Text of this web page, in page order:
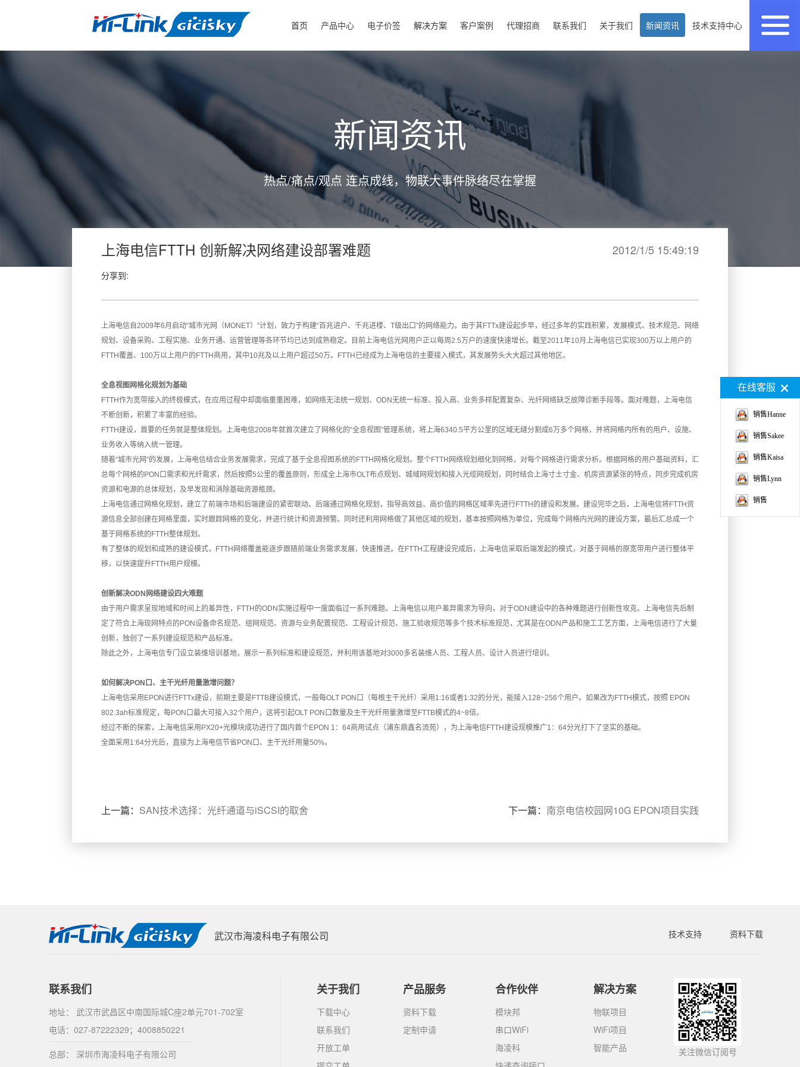
首页 产品中心 电子价签 解决方案 客户案例 代理招商 联系我们 关于我们 新闻资讯 技术支持中心
新闻资讯
热点/痛点/观点 连点成线，物联大事件脉络尽在掌握
上海电信FTTH 创新解决网络建设部署难题 2012/1/5 15:49:19
分享到:
上海电信自2009年6月启动“城市光网（MONET）”计划，致力于构建“百兆进户、千兆进楼、T级出口”的 网络能力。由于其FTTx建设起步早，经过多年的实践积累，发展模式、技术规范、网络
规划、设备采购、工程实施、业务开通、运营管理等各环节均已达到成熟稳定。目前上海电信光网用户正以每周2.5万户的速度快速增长。截至2011年10月上海电信已实现300万以上用户的
FTTH覆盖、100万以上用户的FTTH商用，其中10兆及以上用户超过50万。FTTH已经成为上海电信的主要接入模式，其发展势头大大超过其他地区。
全息视图网格化规划为基础
FTTH作为宽带接入的终极模式，在应用过程中却面临重重困难，如网络无法统一规划、 ODN无统一标准、投入高、业务多样配置复杂、 光纤网络缺乏故障诊断手段等。面对难题，上海电信
不断创新，积累了丰富的经验。
FTTH建设，首要的任务就是整体规划。上海电信2008年就首次建立了网格化的“全息视图”管理系统，将上海6340.5平方公里的区域无缝分割成6万多个网格，并将网格内所有的用户、设施、
业务收入等纳入统一管理。
随着“城市光网”的发展，上海电信结合业务发展需求，完成了基于全息视图系统的FTTH网格化规划。整个FTTH网络规划细化到网格，对每个网格进行需求分析。根据网格的用户基础资料，汇
总每个网格的PON口需求和光纤需求，然后按照5公里的覆盖原则，形成全上海市OLT布点规划、 城域网规划和接入光缆网规划，同时结合上海寸土寸金、机房资源紧张的特点，同步完成机房
资源和 电源的总体规划，及早发现和消除基础资源瓶颈。
上海电信通过网格化规划，建立了前端市场和后端建设的紧密联动。后端通过网格化规划，指导高效益、高价值的网格区域率先进行FTTH的建设和发展。建设完毕之后，上海电信将FTTH资
源信息全部创建在网格里面，实时跟踪网格的变化，并进行统计和资源预警。同时还利用网格做了其他区域的规划，基本按照网格为单位，完成每个网格内光网的建设方案，最后汇总成一个
基于网格系统的FTTH整体规划。
有了整体的规划和成熟的建设模式，FTTH网络覆盖能逐步跟随前端业务需求发展，快速推进。在FTTH工程建设完成后，上海电信采取后端发起的模式，对基于网格的原宽带用户进行整体平
移，以快速提升FTTH用户规模。
创新解决ODN网络建设四大难题
由于用户需求呈现地域和时间上的差异性，FTTH的ODN实施过程中一度面临过一系列难题。上海电信以用户差异需求为导向，对于ODN建设中的各种难题进行创新性攻克。上海电信先后制
定了符合上海现网特点的PON设备命名规范、组网规范、资源与业务配置规范、工程设计规范、施工验收规范等多个技术标准规范，尤其是在ODN产品和施工工艺方面，上海电信进行了大量
创新，独创了一系列建设规范和产品标准。
除此之外，上海电信专门设立装维培训基地，展示一系列标准和建设规范，并利用该基地对3000多名装维人员、工程人员、设计人员进行培训。
如何解决PON口、主干光纤用量激增问题？
上海电信采用 EPON进行FTTx建设，前期主要是FTTB建设模式，一般每OLT PON口（每根主干光纤）采用1:16或者1:32的分光，能接入128~256个用户。如果改为FTTH模式，按照 EPON
802.3ah标准规定，每PON口最大可接入32个用户，这将引起OLT PON口数量及主干光纤用量激增至FTTB模式的4~8倍。
经过不断的探索，上海电信采用PX20+光模块成功进行了国内首个EPON 1：64商用试点（浦东鼎鑫名流苑），为上海电信FTTH建设规模推广1：64分光打下了坚实的基础。
全面采用1:64分光后，直接为上海电信节省PON口、主干光纤用量50%。
上一篇： SAN技术选择：光纤通道与iSCSI的取舍 下一篇： 南京电信校园网10G EPON项目实践
武汉市海凌科电子有限公司 技术支持 资料下载
联系我们
地址： 武汉市武昌区中南国际城C座2单元701-702室
电话：027-87222329；4008850221
总部： 深圳市海凌科电子有限公司
关于我们
下载中心
联系我们
开放工单
产品服务
资料下载
定制申请
合作伙伴
模块邦
串口WiFi
海凌科
解决方案
物联项目
WiFi项目
智能产品
关注微信订阅号
在线客服
销售Hanne
销售Sakee
销售Kaisa
销售Lynn
销售